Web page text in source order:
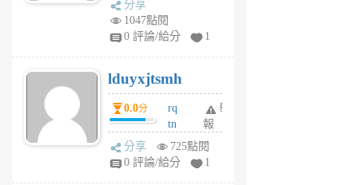
jl
月
前
分享
1047點閱
0 評論/給分
1
lduyxjtsmh
0.0分
rq
tn
jt
gl
舉
報
分享
725點閱
0 評論/給分
1